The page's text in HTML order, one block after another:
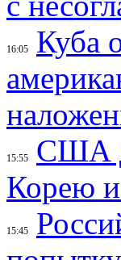
16:05
Куба
15:55
США
Корею и
15:45